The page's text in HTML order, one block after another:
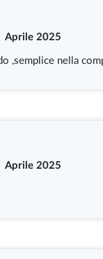
Aprile 2025
,semplice nella
Aprile 2025